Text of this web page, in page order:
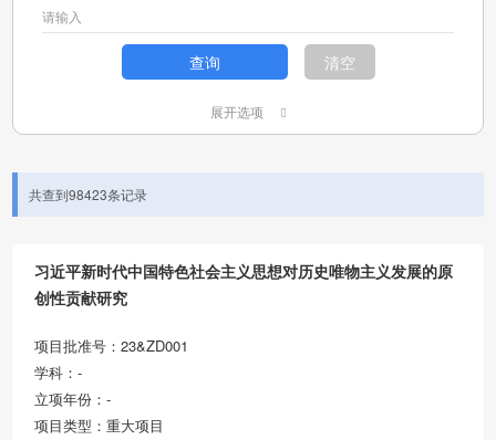
查询 清空
展开选项
共查到98423条记录
习近平新时代中国特色社会主义思想对历史唯物主义发展的原
创性贡献研究
项目批准号：23&ZD001
学科：-
立项年份：-
项目类型：重大项目